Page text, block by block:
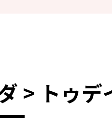
> トゥデ